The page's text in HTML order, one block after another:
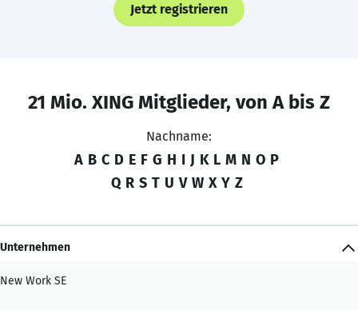
Jetzt registrieren
21 Mio. XING Mitglieder, von A bis Z
Nachname:
A B C D E F G H I J K L M N O P
Q R S T U V W X Y Z
Unternehmen
New Work SE